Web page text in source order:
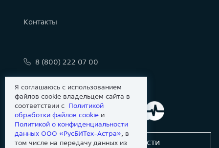
Контакты
8 (800) 222 07 00
Сообщить об уязвимости
Я соглашаюсь с использованием
файлов cookie владельцем сайта в
соответствии с Политикой
обработки файлов сookie и
Политикой о конфиденциальности
данных ООО «РусБИТех-Астра», в
том числе на передачу данных из